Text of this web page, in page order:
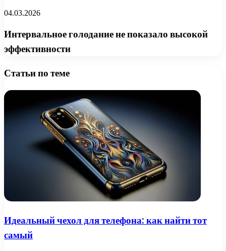
04.03.2026
Интервальное голодание не показало высокой
эффективности
Статьи по теме
Идеальный чехол для телефона: как найти тот
самый